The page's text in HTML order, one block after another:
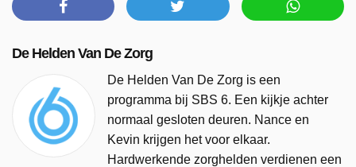
De Helden Van De Zorg
De Helden Van De Zorg is een
programma bij SBS 6. Een kijkje achter
normaal gesloten deuren. Nance en
Kevin krijgen het voor elkaar.
Hardwerkende zorghelden verdienen een